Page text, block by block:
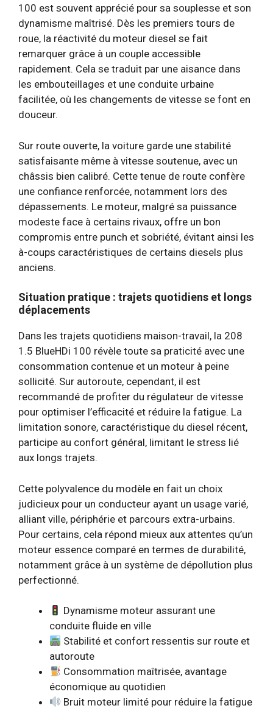
100 est souvent apprécié pour sa souplesse et son
dynamisme maîtrisé. Dès les premiers tours de
roue, la réactivité du moteur diesel se fait
remarquer grâce à un couple accessible
rapidement. Cela se traduit par une aisance dans
les embouteillages et une conduite urbaine
facilitée, où les changements de vitesse se font en
douceur.
Sur route ouverte, la voiture garde une stabilité
satisfaisante même à vitesse soutenue, avec un
châssis bien calibré. Cette tenue de route confère
une confiance renforcée, notamment lors des
dépassements. Le moteur, malgré sa puissance
modeste face à certains rivaux, offre un bon
compromis entre punch et sobriété, évitant ainsi les
à-coups caractéristiques de certains diesels plus
anciens.
Situation pratique : trajets quotidiens et longs
déplacements
Dans les trajets quotidiens maison-travail, la 208
1.5 BlueHDi 100 révèle toute sa praticité avec une
consommation contenue et un moteur à peine
sollicité. Sur autoroute, cependant, il est
recommandé de profiter du régulateur de vitesse
pour optimiser l’efficacité et réduire la fatigue. La
limitation sonore, caractéristique du diesel récent,
participe au confort général, limitant le stress lié
aux longs trajets.
Cette polyvalence du modèle en fait un choix
judicieux pour un conducteur ayant un usage varié,
alliant ville, périphérie et parcours extra-urbains.
Pour certains, cela répond mieux aux attentes qu’un
moteur essence comparé en termes de durabilité,
notamment grâce à un système de dépollution plus
perfectionné.
Dynamisme moteur assurant une
conduite fluide en ville
Stabilité et confort ressentis sur route et
autoroute
Consommation maîtrisée, avantage
économique au quotidien
Bruit moteur limité pour réduire la fatigue